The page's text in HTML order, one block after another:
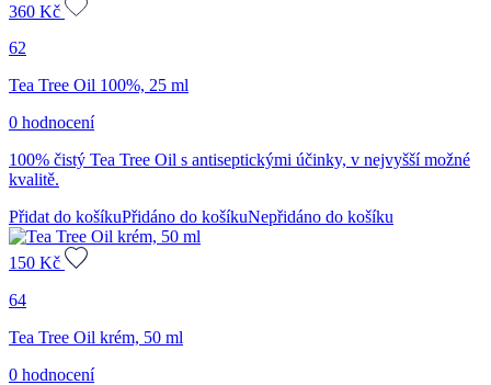
360 Kč
62
Tea Tree Oil 100%, 25 ml
0 hodnocení
100% čistý Tea Tree Oil s antiseptickými účinky, v nejvyšší možné
kvalitě.
Přidat do košíkuPřidáno do košíkuNepřidáno do košíku
150 Kč
64
Tea Tree Oil krém, 50 ml
0 hodnocení